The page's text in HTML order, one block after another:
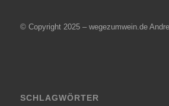
© Copyright 2025 – wegezumwein.de
SCHLAGWÖRTER